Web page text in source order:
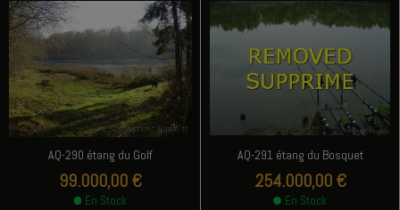
AQ-290 étang du Golf
99.000,00 €
En Stock
AQ-291 étang du Bosquet
254.000,00 €
En Stock